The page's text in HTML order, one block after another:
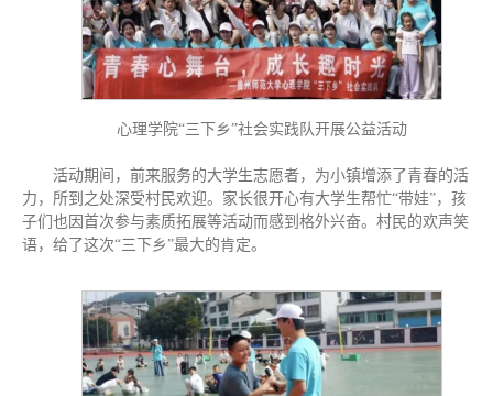
心理学院“三下乡”社会实践队开展公益活动
活动期间，前来服务的大学生志愿者，为小镇增添了青春的活
力，所到之处深受村民欢迎。家长很开心有大学生帮忙“带娃”，孩
子们也因首次参与素质拓展等活动而感到格外兴奋。村民的欢声笑
语，给了这次“三下乡”最大的肯定。